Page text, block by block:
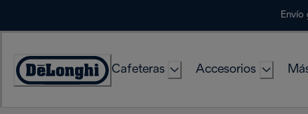
Accessibility
Cafeteras Accesorios